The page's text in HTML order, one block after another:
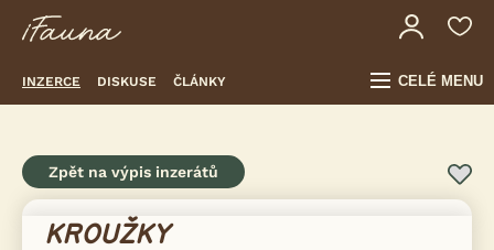
INZERCE DISKUSE ČLÁNKY CELÉ MENU
Zpět na výpis inzerátů
KROUŽKY